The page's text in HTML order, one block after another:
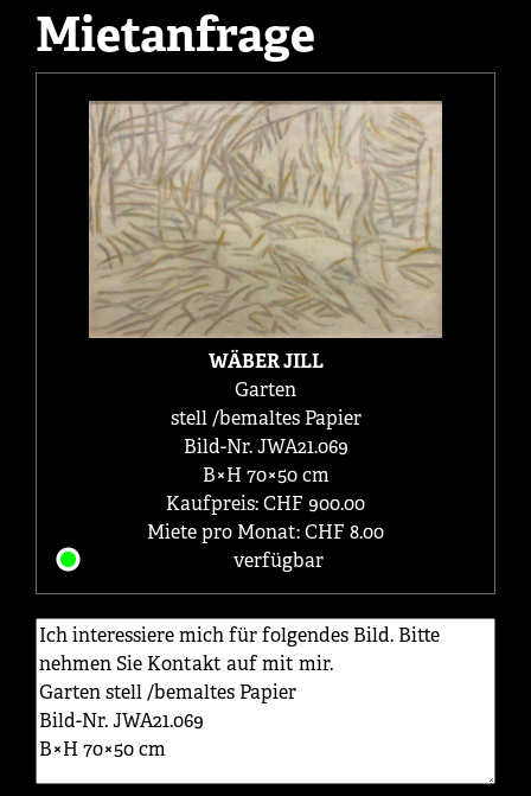
Mietanfrage
WÄBER JILL
Garten
stell /bemaltes Papier
Bild-Nr. JWA21.069
B×H 70×50 cm
Kaufpreis: CHF 900.00
Miete pro Monat: CHF 8.00
verfügbar